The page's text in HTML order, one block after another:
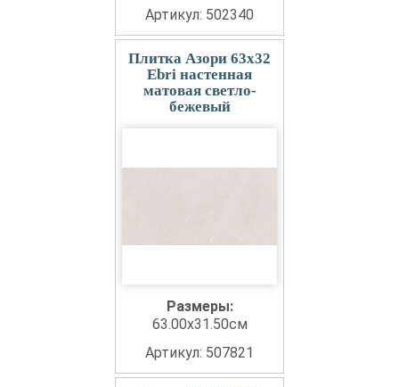
Артикул: 502340
Плитка Азори 63x32
Ebri настенная
матовая светло-
бежевый
Размеры:
63.00x31.50см
Артикул: 507821